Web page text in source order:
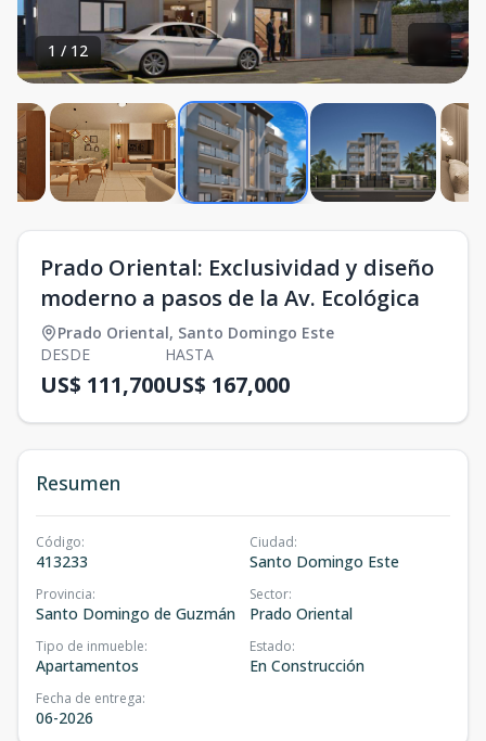
1 / 12
Prado Oriental: Exclusividad y diseño
moderno a pasos de la Av. Ecológica
Prado Oriental, Santo Domingo Este
DESDE
US$ 111,700
HASTA
US$ 167,000
Resumen
Código:
413233
Ciudad:
Santo Domingo Este
Provincia:
Santo Domingo de Guzmán
Sector:
Prado Oriental
Tipo de inmueble:
Apartamentos
Estado:
En Construcción
Fecha de entrega:
06-2026